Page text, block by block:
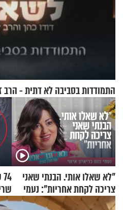
התמודדות בסביבה לא דתית - הרב
"לא שאלו אותי. הבנתי שאני
צריכה לקחת אחריות": נעמי
בנט בריאיון אישי
עם